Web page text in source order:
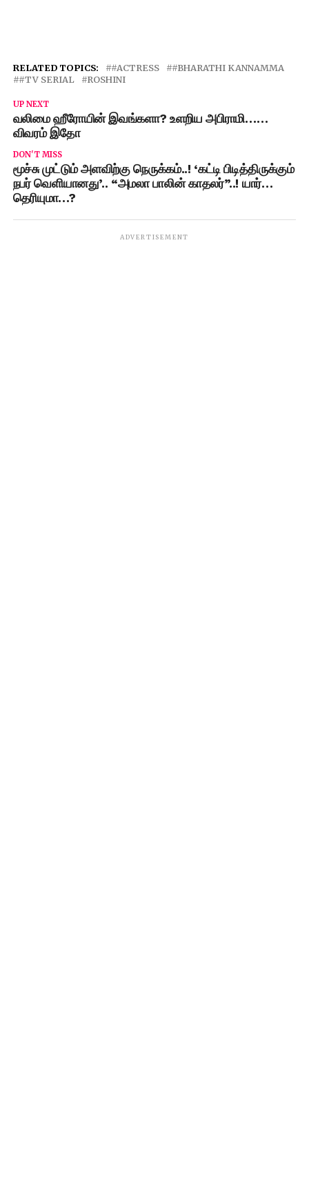
RELATED TOPICS: #ACTRESS
#BHARATHI KANNAMMA
#TV SERIAL
ROSHINI
UP NEXT
வலிமை ஹீரோயின் இவங்களா? உளறிய அபிராமி……
விவரம் இதோ
DON'T MISS
மூச்சு முட்டும் அளவிற்கு நெருக்கம்..! ‘கட்டி பிடித்திருக்கும்
நபர் வெளியானது’.. “அமலா பாலின் காதலர்”..! யார்…
தெரியுமா…?
ADVERTISEMENT